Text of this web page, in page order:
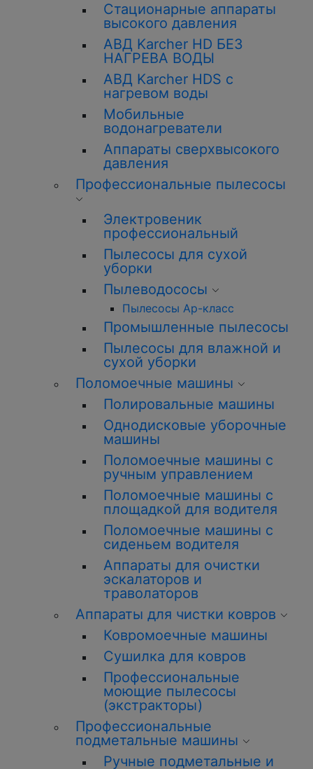
Стационарные аппараты
высокого давления
АВД Karcher HD БЕЗ
НАГРЕВА ВОДЫ
АВД Karcher HDS с
нагревом воды
Мобильные
водонагреватели
Аппараты сверхвысокого
давления
Профессиональные пылесосы
Электровеник
профессиональный
Пылесосы для сухой
уборки
Пылеводососы
Пылесосы Ар-класс
Промышленные пылесосы
Пылесосы для влажной и
сухой уборки
Поломоечные машины
Полировальные машины
Однодисковые уборочные
машины
Поломоечные машины с
ручным управлением
Поломоечные машины с
площадкой для водителя
Поломоечные машины с
сиденьем водителя
Аппараты для очистки
эскалаторов и
траволаторов
Аппараты для чистки ковров
Ковромоечные машины
Сушилка для ковров
Профессиональные
моющие пылесосы
(экстракторы)
Профессиональные
подметальные машины
Ручные подметальные и